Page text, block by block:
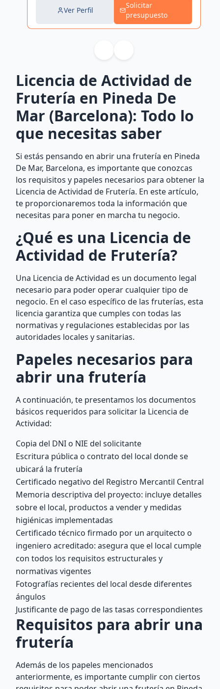
Ver Perfil
Solicitar
presupuesto
Licencia de Actividad de
Frutería en Pineda De
Mar (Barcelona): Todo lo
que necesitas saber
Si estás pensando en abrir una frutería en Pineda
De Mar, Barcelona, es importante que conozcas
los requisitos y papeles necesarios para obtener la
Licencia de Actividad de Frutería. En este artículo,
te proporcionaremos toda la información que
necesitas para poner en marcha tu negocio.
¿Qué es una Licencia de
Actividad de Frutería?
Una Licencia de Actividad es un documento legal
necesario para poder operar cualquier tipo de
negocio. En el caso específico de las fruterías, esta
licencia garantiza que cumples con todas las
normativas y regulaciones establecidas por las
autoridades locales y sanitarias.
Papeles necesarios para
abrir una frutería
A continuación, te presentamos los documentos
básicos requeridos para solicitar la Licencia de
Actividad:
Copia del DNI o NIE del solicitante
Escritura pública o contrato del local donde se
ubicará la frutería
Certificado negativo del Registro Mercantil Central
Memoria descriptiva del proyecto: incluye detalles
sobre el local, productos a vender y medidas
higiénicas implementadas
Certificado técnico firmado por un arquitecto o
ingeniero acreditado: asegura que el local cumple
con todos los requisitos estructurales y
normativas vigentes
Fotografías recientes del local desde diferentes
ángulos
Justificante de pago de las tasas correspondientes
Requisitos para abrir una
frutería
Además de los papeles mencionados
anteriormente, es importante cumplir con ciertos